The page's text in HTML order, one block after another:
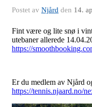
Postet av Njård den 14.
Fint være og lite snø i
utebaner allerede
https://
Er du medlem av Njård
https://tennis.njaard.no/